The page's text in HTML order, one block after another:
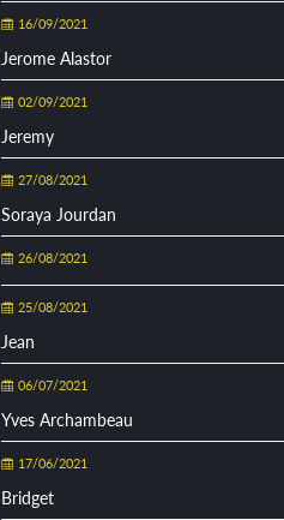
16/09/2021
Jerome Alastor
02/09/2021
Jeremy
27/08/2021
Soraya Jourdan
26/08/2021
25/08/2021
Jean
06/07/2021
Yves Archambeau
17/06/2021
Bridget